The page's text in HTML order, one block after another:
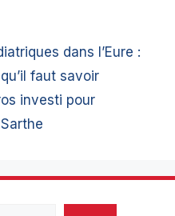
dans l’Eure :
faut savoir
investi pour